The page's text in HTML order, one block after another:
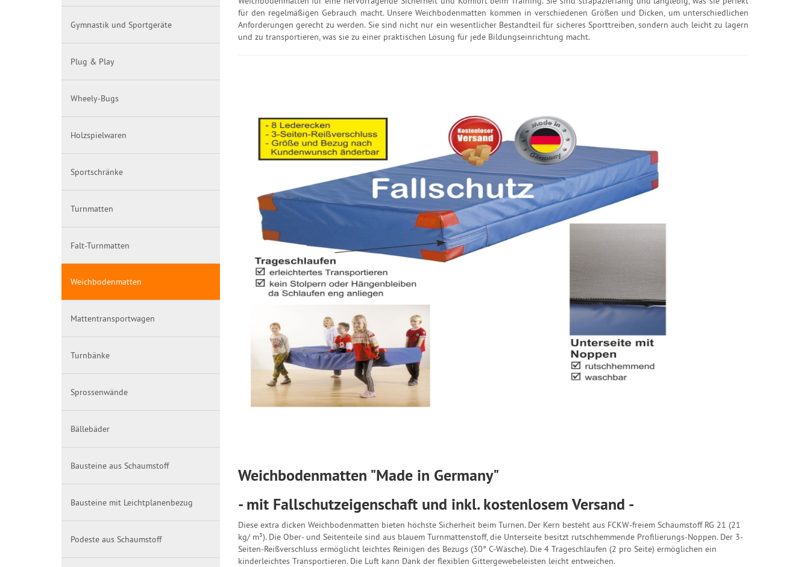
für den regelmäßigen Gebrauch macht. Unsere Weichbodenmatten kommen in verschiedenen Größen und Dicken, um unterschiedlichen
Anforderungen gerecht zu werden. Sie sind nicht nur ein wesentlicher Bestandteil für sicheres Sporttreiben, sondern auch leicht zu lagern
und zu transportieren, was sie zu einer praktischen Lösung für jede Bildungseinrichtung macht.
Weichbodenmatten "Made in Germany"
- mit Fallschutzeigenschaft und inkl. kostenlosem Versand -
Diese extra dicken Weichbodenmatten bieten höchste Sicherheit beim Turnen. Der Kern besteht aus FCKW-freiem Schaumstoff RG 21 (21
kg/ m³). Die Ober- und Seitenteile sind aus blauem Turnmattenstoff, die Unterseite besitzt rutschhemmende Profilierungs-Noppen. Der 3-
Seiten-Reißverschluss ermöglicht leichtes Reinigen des Bezugs (30° C-Wäsche). Die 4 Trageschlaufen (2 pro Seite) ermöglichen ein
kinderleichtes Transportieren. Die Luft kann Dank der flexiblen Gittergewebeleisten leicht entweichen.
Gymnastik und Sportgeräte
Plug & Play
Wheely-Bugs
Holzspielwaren
Sportschränke
Turnmatten
Falt-Turnmatten
Weichbodenmatten
Mattentransportwagen
Turnbänke
Sprossenwände
Bällebäder
Bausteine aus Schaumstoff
Bausteine mit Leichtplanenbezug
Podeste aus Schaumstoff